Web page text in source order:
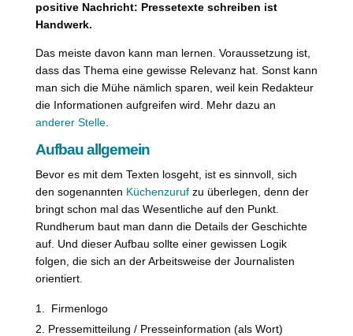
positive Nachricht: Pressetexte schreiben ist
Handwerk.
Das meiste davon kann man lernen. Voraussetzung ist,
dass das Thema eine gewisse Relevanz hat. Sonst kann
man sich die Mühe nämlich sparen, weil kein Redakteur
die Informationen aufgreifen wird. Mehr dazu an
anderer Stelle.
Aufbau allgemein
Bevor es mit dem Texten losgeht, ist es sinnvoll, sich
den sogenannten Küchenzuruf zu überlegen, denn der
bringt schon mal das Wesentliche auf den Punkt.
Rundherum baut man dann die Details der Geschichte
auf. Und dieser Aufbau sollte einer gewissen Logik
folgen, die sich an der Arbeitsweise der Journalisten
orientiert.
Firmenlogo
Pressemitteilung / Presseinformation (als Wort)